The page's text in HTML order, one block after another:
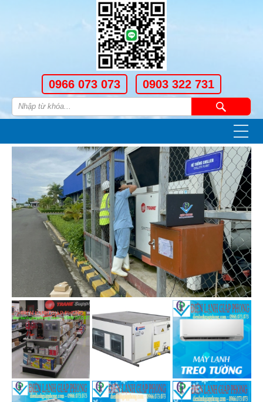
0966 073 073 0903 322 731
—
—
—